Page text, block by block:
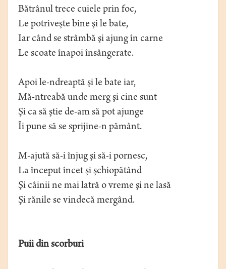
Bătrânul trece cuiele prin foc,
Le potriveşte bine şi le bate,
Iar când se strâmbă şi ajung în carne
Le scoate înapoi însângerate.
Apoi le-ndreaptă şi le bate iar,
Mă-ntreabă unde merg şi cine sunt
Şi ca să ştie de-am să pot ajunge
Îi pune să se sprijine-n pământ.
M-ajută să-i înjug şi să-i pornesc,
La început încet şi şchiopătând
Şi câinii ne mai latră o vreme şi ne lasă
Şi rănile se vindecă mergând.
Puii din scorburi